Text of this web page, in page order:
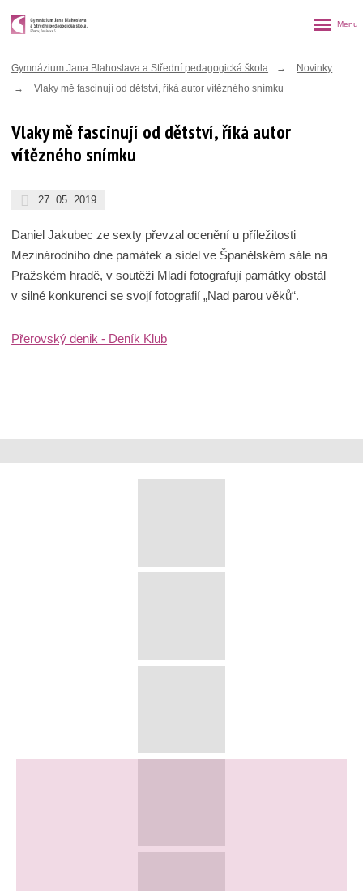
Gymnázium Jana Blahoslava a Střední pedagogická škola
Novinky
Vlaky mě fascinují od dětství, říká autor vítězného snímku
Vlaky mě fascinují od dětství, říká autor
vítězného snímku
27. 05. 2019
Daniel Jakubec ze sexty převzal ocenění u příležitosti
Mezinárodního dne památek a sídel ve Španělském sále na
Pražském hradě, v soutěži Mladí fotografují památky obstál
v silné konkurenci se svojí fotografií „Nad parou věků“.
Přerovský denik - Deník Klub